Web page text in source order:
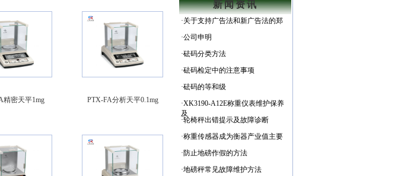
精密天平1mg PTX-FA分析天平0.1mg
新闻资讯
·关于支持广告法和新广告法的郑
·公司申明
·砝码分类方法
·砝码检定中的注意事项
·砝码的等和级
·XK3190-A12E称重仪表维护保养
及
·轮椅秤出错提示及故障诊断
·称重传感器成为衡器产业值主要
·防止地磅作假的方法
·地磅秤常见故障维护方法